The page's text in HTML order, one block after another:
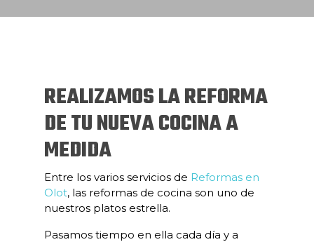
REALIZAMOS LA REFORMA
DE TU NUEVA COCINA A
MEDIDA
Entre los varios servicios de Reformas en
Olot, las reformas de cocina son uno de
nuestros platos estrella.
Pasamos tiempo en ella cada día y a